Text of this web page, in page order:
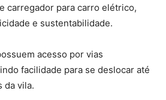
carregador para carro elétrico,
e sustentabilidade.
acesso por vias
facilidade para se deslocar até
da vila.